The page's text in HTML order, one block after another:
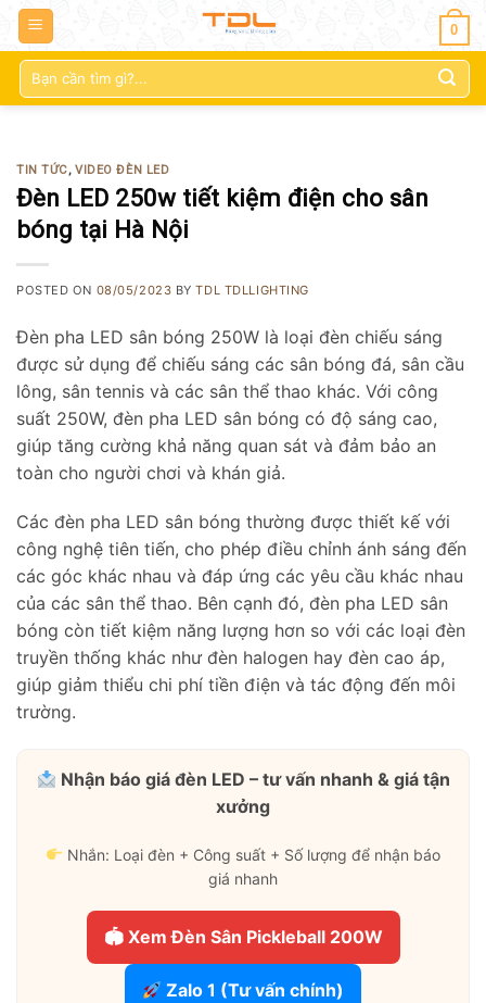
0
Tìm
kiếm:
TIN TỨC,VIDEO ĐÈN LED
Đèn LED 250w tiết kiệm điện cho sân
bóng tại Hà Nội
POSTED ON 08/05/2023 BYTDL TDLLIGHTING
Đèn pha LED sân bóng 250W là loại đèn chiếu sáng
được sử dụng để chiếu sáng các sân bóng đá, sân cầu
lông, sân tennis và các sân thể thao khác. Với công
suất 250W, đèn pha LED sân bóng có độ sáng cao,
giúp tăng cường khả năng quan sát và đảm bảo an
toàn cho người chơi và khán giả.
Các đèn pha LED sân bóng thường được thiết kế với
công nghệ tiên tiến, cho phép điều chỉnh ánh sáng đến
các góc khác nhau và đáp ứng các yêu cầu khác nhau
của các sân thể thao. Bên cạnh đó, đèn pha LED sân
bóng còn tiết kiệm năng lượng hơn so với các loại đèn
truyền thống khác như đèn halogen hay đèn cao áp,
giúp giảm thiểu chi phí tiền điện và tác động đến môi
trường.
Nhận báo giá đèn LED – tư vấn nhanh & giá tận
xưởng
Nhắn: Loại đèn + Công suất + Số lượng để nhận báo
giá nhanh
🏟 Xem Đèn Sân Pickleball 200W
Zalo 1 (Tư vấn chính)